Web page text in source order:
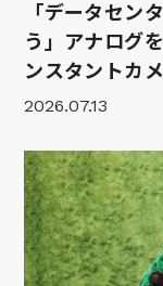
「データセン
う」アナログ
ンスタントカ
2026.07.13